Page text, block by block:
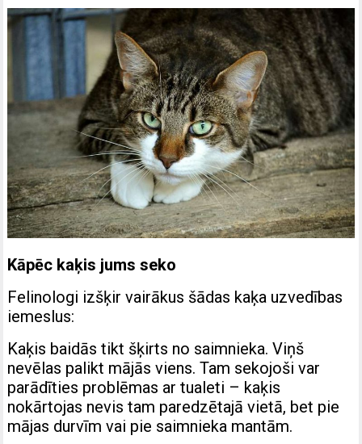
Kāpēc kaķis jums seko
Felinologi izšķir vairākus šādas kaķa uzvedības
iemeslus:
Kaķis baidās tikt šķirts no saimnieka. Viņš
nevēlas palikt mājās viens. Tam sekojoši var
parādīties problēmas ar tualeti – kaķis
nokārtojas nevis tam paredzētajā vietā, bet pie
mājas durvīm vai pie saimnieka mantām.